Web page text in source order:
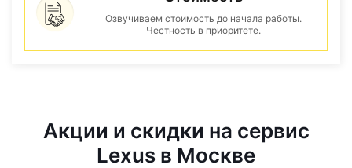
Озвучиваем стоимость до начала работы.
Честность в приоритете.
Акции и скидки на сервис
Lexus в Москве